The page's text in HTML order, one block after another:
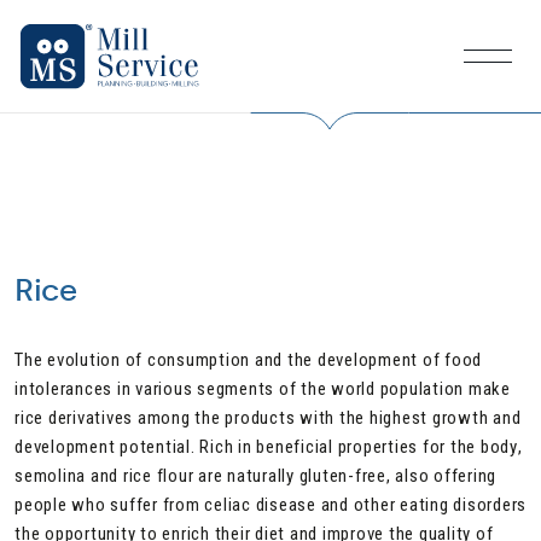
M
n
Rice
The evolution of consumption and the development of food
intolerances in various segments of the world population make
rice derivatives among the products with the highest growth and
development potential. Rich in beneficial properties for the body,
semolina and rice flour are naturally gluten-free, also offering
people who suffer from celiac disease and other eating disorders
the opportunity to enrich their diet and improve the quality of